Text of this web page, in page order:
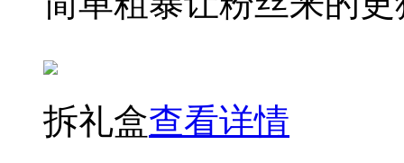
拆礼盒查看详情